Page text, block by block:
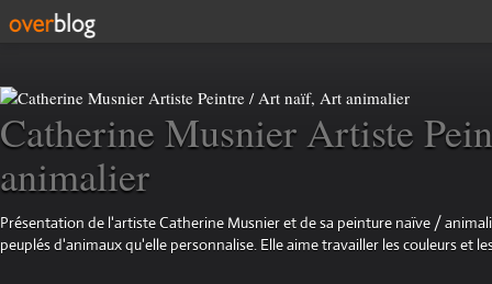
Catherine Musnier Artiste
animalier
Présentation de l'artiste Catherine Musnier et de sa peinture naïve /
peuplés d'animaux qu'elle personnalise. Elle aime travailler les couleurs et